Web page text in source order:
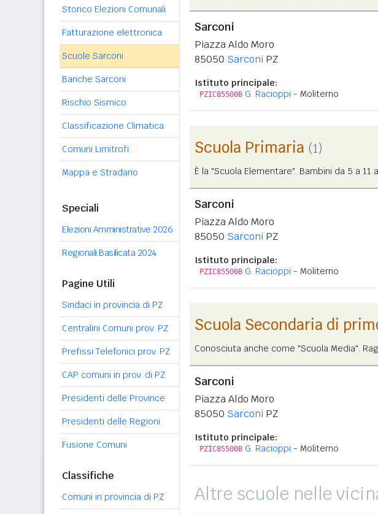
Storico Elezioni Comunali
Fatturazione elettronica
Scuole Sarconi
Banche Sarconi
Rischio Sismico
Classificazione Climatica
Comuni Limitrofi
Mappa e Stradario
Speciali
Elezioni Amministrative 2026
Regionali Basilicata 2024
Pagine Utili
Sindaci in provincia di PZ
Centralini Comuni prov. PZ
Prefissi Telefonici prov. PZ
CAP comuni in prov. di PZ
Presidenti delle Province
Presidenti delle Regioni
Fusione Comuni
Classifiche
Comuni in provincia di PZ
Sarconi
Piazza Aldo Moro
85050 Sarconi PZ
Istituto principale:
PZIC85500B G. Racioppi - Moliterno
Scuola Primaria (1)
È la "Scuola Elementare". Bambini da 5 a 11
Sarconi
Piazza Aldo Moro
85050 Sarconi PZ
Istituto principale:
PZIC85500B G. Racioppi - Moliterno
Scuola Secondaria di
Conosciuta anche come "Scuola Media".
Sarconi
Piazza Aldo Moro
85050 Sarconi PZ
Istituto principale:
PZIC85500B G. Racioppi - Moliterno
Altre scuole nelle